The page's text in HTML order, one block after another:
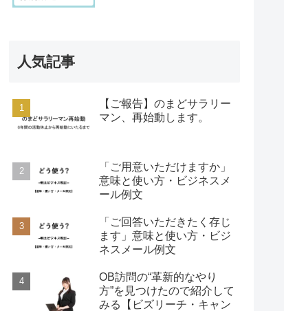
人気記事
【ご報告】のまどサラリー
マン、再始動します。
「ご用意いただけますか」
意味と使い方・ビジネスメ
ール例文
「ご回答いただきたく存じ
ます」意味と使い方・ビジ
ネスメール例文
OB訪問の“革新的なやり
方”を見つけたので紹介して
みる【ビズリーチ・キャン